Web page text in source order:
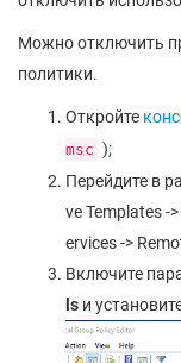
Можно отключить
политики.
Откройте
msc );
Перейдите в
ve Templates -
ervices ->
Включите
ls и